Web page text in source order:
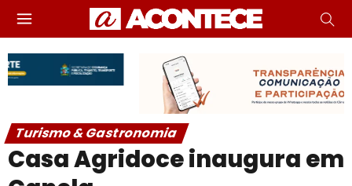
Turismo & Gastronomia
Casa Agridoce inaugura em